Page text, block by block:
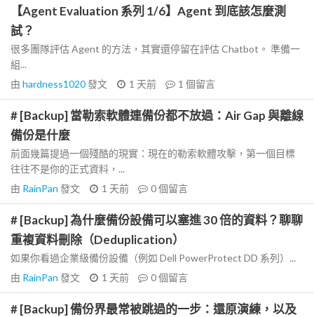
【Agent Evaluation 系列 1/6】Agent 到底該怎麼測
試？
很多團隊評估 Agent 的方法，其實還停留在評估 Chatbot。 準備一
組...
由 hardness1020發文 1 天前 1 個留言
# [Backup] 當勒索軟體連備份都不放過：Air Gap 與離線
備份是什麼
前面幾篇提過一個殘酷的現實：現在的勒索軟體攻擊，第一個目標
往往不是你的正式資料，...
由 RainPan 發文 1 天前 0個留言
# [Backup] 為什麼備份設備可以塞進 30 倍的資料？聊聊
重複資料刪除（Deduplication）
如果你看過企業級備份設備（例如 Dell PowerProtect DD 系列）...
由 RainPan 發文 1 天前 0個留言
# [Backup] 備份界最常被跳過的一步：還原演練，以及